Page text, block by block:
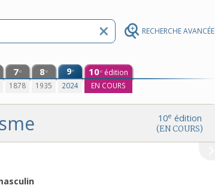
RECHERCHE AVANCÉE
7e
1878
8e
1935
9e
2024
10e édition
EN COURS
10e édition
(EN COURS)